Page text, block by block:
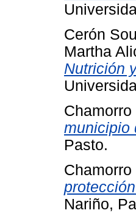
Cerón
Martha
Nutrición
municipio
Pasto.
Chamorro
Nariño,